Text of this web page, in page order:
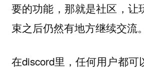
要的功能，那就是社区，让
束之后仍然有地方继续交流。
在discord里，任何用户都可